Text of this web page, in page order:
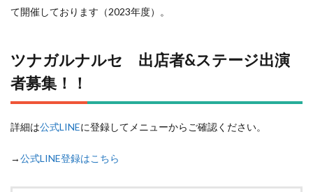
て開催しております（2023年度）。
ツナガルナルセ 出店者&ステージ出演
者募集！！
詳細は公式LINEに登録してメニューからご確認ください。
→公式LINE登録はこちら